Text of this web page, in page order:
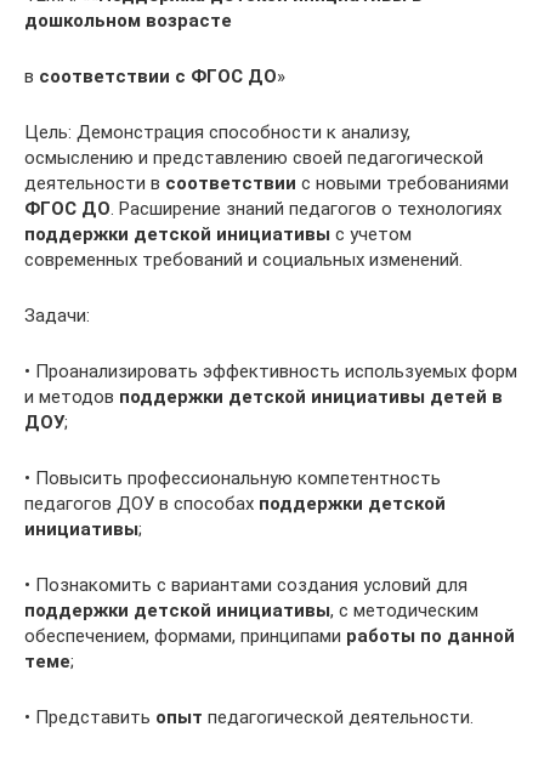
дошкольном возрасте
в соответствии с ФГОС ДО»
Цель: Демонстрация способности к анализу,
осмыслению и представлению своей педагогической
деятельности в соответствии с новыми требованиями
ФГОС ДО. Расширение знаний педагогов о технологиях
поддержки детской инициативы с учетом
современных требований и социальных изменений.
Задачи:
• Проанализировать эффективность используемых форм
и методов поддержки детской инициативы детей в
ДОУ;
• Повысить профессиональную компетентность
педагогов ДОУ в способах поддержки детской
инициативы;
• Познакомить с вариантами создания условий для
поддержки детской инициативы, с методическим
обеспечением, формами, принципами работы по данной
теме;
• Представить опыт педагогической деятельности.